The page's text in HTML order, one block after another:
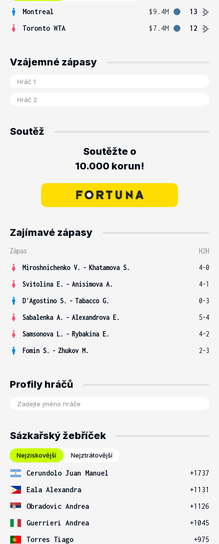
Montreal $9.4M
13
Toronto WTA
$7.4M 12
Vzájemné zápasy
Soutěž
Soutěžte o
10.000 korun!
Zajímavé zápasy
Zápas
H2H
Miroshnichenko V. - Khatamova S.
4-0
Svitolina E. - Anisimova A.
4-1
D'Agostino S. - Tabacco G.
0-3
Sabalenka A. - Alexandrova E.
5-4
Samsonova L. - Rybakina E.
4-2
Fomin S. - Zhukov M. 2-3
Profily hráčů
Sázkařský žebříček
Nejziskovější Nejztrátovější
Cerundolo Juan Manuel
+1737
Eala Alexandra
+1131
Obradovic Andrea
+1126
Guerrieri Andrea
+1045
Torres Tiago
+975